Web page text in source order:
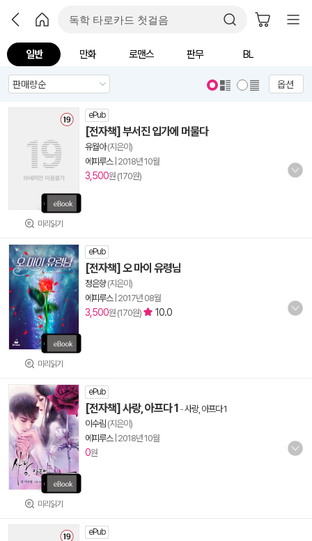
일반 만화 로맨스 판무 BL
옵션
미리읽기
ePub
[전자책] 부서진 입가에 머물다
유월아(지은이)
에피루스| 2018년 10월
3,500원 (170원)
미리읽기
ePub
[전자책] 오 마이 유령님
정은향(지은이)
에피루스| 2017년 08월
3,500원 (170원) 10.0
미리읽기
ePub
[전자책] 사랑, 아프다 1 -사랑, 아프다 1
이수림 (지은이)
에피루스| 2018년 10월
0원
ePub